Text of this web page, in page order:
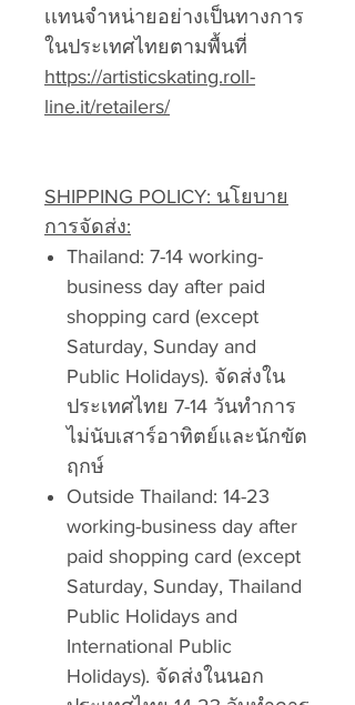
เเทนจำหน่ายอย่างเป็นทางการ
ในประเทศไทยตามพื้นที่
https://artisticskating.roll-
line.it/retailers/
SHIPPING POLICY: นโยบาย
การจัดส่ง:
Thailand: 7-14 working-
business day after paid
shopping card (except
Saturday, Sunday and
Public Holidays). จัดส่งใน
ประเทศไทย 7-14 วันทำการ
ไม่นับเสาร์อาทิตย์และนักขัต
ฤกษ์
Outside Thailand: 14-23
working-business day after
paid shopping card (except
Saturday, Sunday, Thailand
Public Holidays and
International Public
Holidays). จัดส่งในนอก